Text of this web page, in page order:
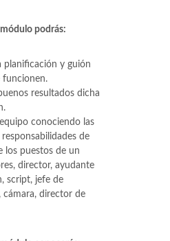
podrás:
planificación y guión
funcionen.
resultados dicha
equipo conociendo las
de
los puestos de un
director, ayudante
script, jefe de
cámara, director de